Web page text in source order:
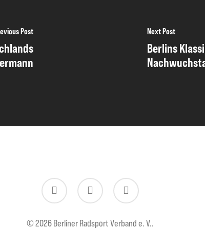
Post Next Post
Berlins
twitter facebook instagram
© 2026 Berliner Radsport Verband e. V..